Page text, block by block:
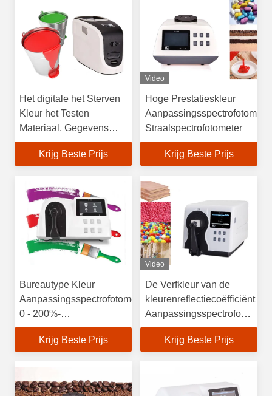
Het digitale het Sterven
Kleur het Testen
Materiaal, Gegevens
kleurt Spectrofotometer 0
- 45℃ het Werk
Krijg Beste Prijs
Video
Hoge Prestatieskleur
Straalspectrofotometer
Krijg Beste Prijs
Bureautype Kleur
Aanpassingsspectrofotometer
0 - 200%-
Reflectievermogenwaaier
Krijg Beste Prijs
Video
De Verfkleur van de
kleurenreflectiecoëfficiënt
met 15.2cm het
Integreren Gebied
Krijg Beste Prijs